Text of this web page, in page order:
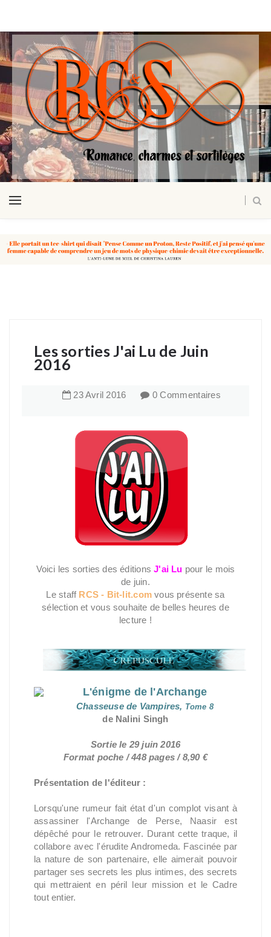
Les sorties J'ai Lu de Juin
2016
23Avril 2016 0 Commentaires
Voici les sorties des éditionsJ'ai Lu pour le mois
de juin.
Le staff RCS - Bit-lit.comvous présente sa
sélection et vous souhaite de belles heures de
lecture !
L'énigme de l'Archange
Chasseuse de Vampires, Tome 8
de Nalini Singh
Sortie le 29 juin 2016
Format poche / 448 pages / 8,90 €
Présentation de l'éditeur :
Lorsqu'une rumeur fait état d'un complot visant à
assassiner l'Archange de Perse, Naasir est
dépêché pour le retrouver. Durant cette traque, il
collabore avec l'érudite Andromeda. Fascinée par
la nature de son partenaire, elle aimerait pouvoir
partager ses secrets les plus intimes, des secrets
qui mettraient en péril leur mission et le Cadre
tout entier.